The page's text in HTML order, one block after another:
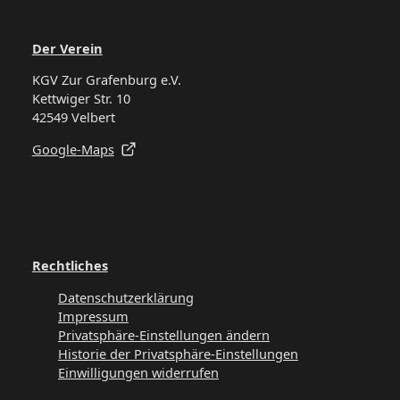
Der Verein
KGV Zur Grafenburg e.V.
Kettwiger Str. 10
42549 Velbert
Google-Maps
Rechtliches
Datenschutzerklärung
Impressum
Privatsphäre-Einstellungen ändern
Historie der Privatsphäre-Einstellungen
Einwilligungen widerrufen